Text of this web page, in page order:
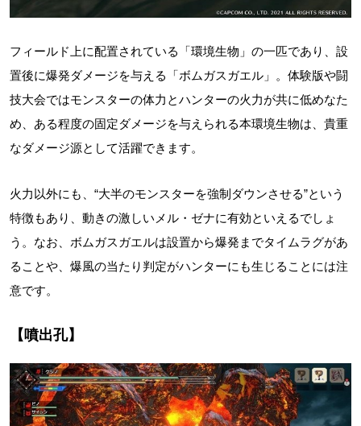
フィールド上に配置されている「環境生物」の一匹であり、設
置後に爆発ダメージを与える「ボムガスガエル」。体験版や闘
技大会ではモンスターの体力とハンターの火力が共に低めなた
め、ある程度の固定ダメージを与えられる本環境生物は、貴重
なダメージ源として活躍できます。
火力以外にも、“大半のモンスターを強制ダウンさせる”という
特徴もあり、動きの激しいメル・ゼナに有効といえるでしょ
う。なお、ボムガスガエルは設置から爆発までタイムラグがあ
ることや、爆風の当たり判定がハンターにも生じることには注
意です。
【噴出孔】